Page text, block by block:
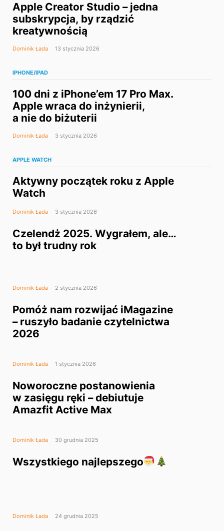
Apple Creator Studio – jedna
subskrypcja, by rządzić
kreatywnością
Dominik Łada 13 stycznia 2026
IPHONE/IPAD
100 dni z iPhone’em 17 Pro Max.
Apple wraca do inżynierii,
a nie do biżuterii
Dominik Łada 3 stycznia 2026
APPLE WATCH
Aktywny początek roku z Apple
Watch
Dominik Łada 3 stycznia 2026
Czelendż 2025. Wygrałem, ale…
to był trudny rok
Dominik Łada 2 stycznia 2026
Pomóż nam rozwijać iMagazine
– ruszyło badanie czytelnictwa
2026
Dominik Łada 1 stycznia 2026
Noworoczne postanowienia
w zasięgu ręki – debiutuje
Amazfit Active Max
Dominik Łada 30 grudnia 2025
Wszystkiego najlepszego
Dominik Łada 24 grudnia 2025